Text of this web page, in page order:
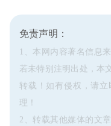
免责声明：
1、本网内容著名信息
若未特别注明出处，本
转载！如有侵权，请
理！
2、转载其他媒体的文